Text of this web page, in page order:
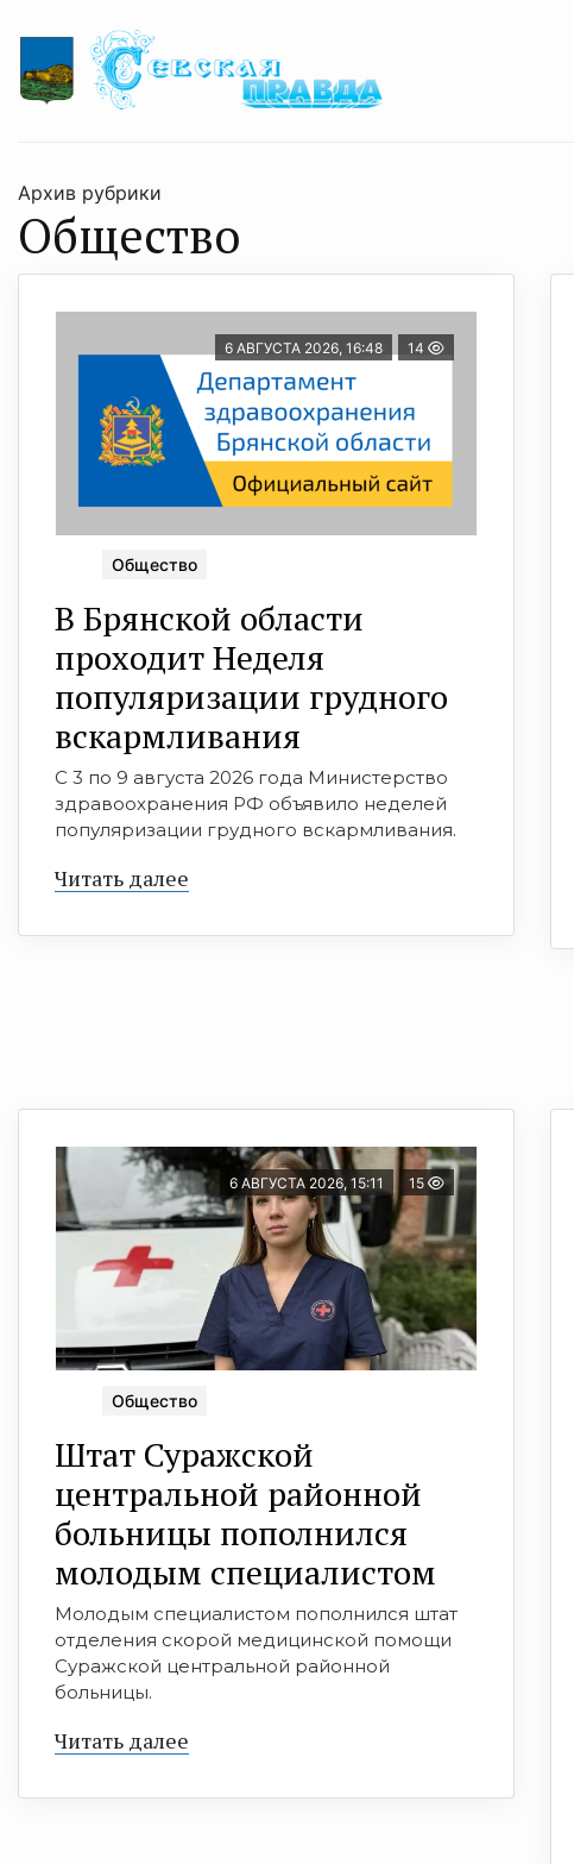
Архив рубрики
Общество
6 АВГУСТА 2026, 16:48 14
Общество
В Брянской области
проходит Неделя
популяризации грудного
вскармливания
С 3 по 9 августа 2026 года Министерство
здравоохранения РФ объявило неделей
популяризации грудного вскармливания.
Читать далее
6 АВГУСТА 2026, 15:11 15
Общество
Штат Суражской
центральной районной
больницы пополнился
молодым специалистом
Молодым специалистом пополнился штат
отделения скорой медицинской помощи
Суражской центральной районной
больницы.
Читать далее